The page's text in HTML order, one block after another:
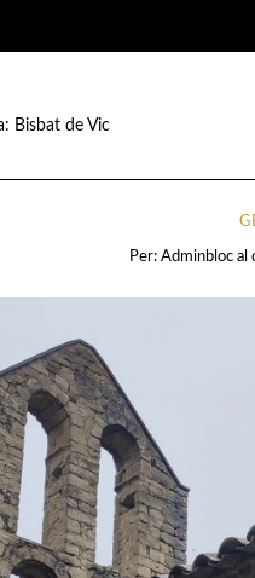
Bisbat de Vic
Per:Adminbloc al